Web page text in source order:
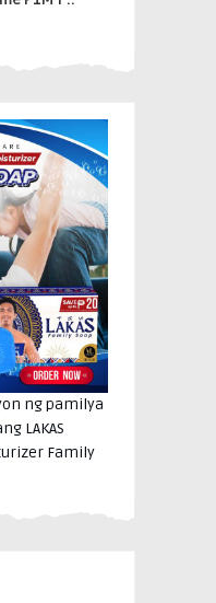
ng pamilya
LAKAS
Family